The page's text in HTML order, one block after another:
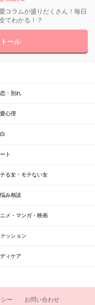
コラムが盛りだくさん！毎日
てわかる！？
ール
・別れ
心理
ト
る女・モテない女
み相談
メ・マンガ・映画
ッション
ィケア
ー お問い合わせ